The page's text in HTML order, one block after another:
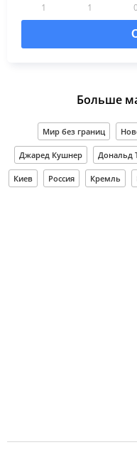
1 1 0
Больше
Мир без границ
Джаред Кушнер Дональд
Киев Россия Кремль